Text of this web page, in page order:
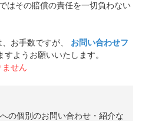
ではその賠償の責任を一切負わない
お手数ですが、
お問い合わせフ
ようお願いいたします。
せん
の個別のお問い合わせ・紹介な